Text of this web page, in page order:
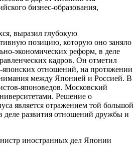
бизнес-образования,
выразил глубокую
позицию, которую оно заняло
экономических реформ, в деле
кадров. Он отметил
японских отношений, на протяжении
между Японией и Россией. В
японоведов. Московский
Решение о
является отражением той большой
деле развития отношений дружбы и
иностранных дел Японии